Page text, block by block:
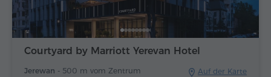
Courtyard by Marriott Yerevan Hotel
Jerewan - 500 m vom Zentrum Auf der Karte